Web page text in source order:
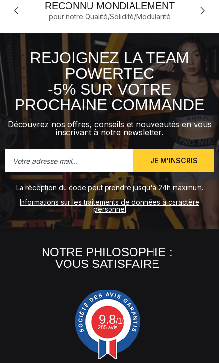
RECONNU MONDIALEMENT
pour notre Qualité/Solidité/Modularité
REJOIGNEZ LA TEAM
POWERTEC
-5% SUR VOTRE
PROCHAINE COMMANDE
Découvrez nos offres, conseils et nouveautés en vous
inscrivant à notre newsletter.
JE M'INSCRIS
La réception du code peut prendre jusqu'à 24h maximum.
Informations sur les traitements de données à caractère
personnel
NOTRE PHILOSOPHIE :
VOUS SATISFAIRE
9.8/10
285 avis